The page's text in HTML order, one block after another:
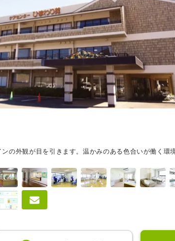
の外観が目を引きます。温かみのある色合いが働く環